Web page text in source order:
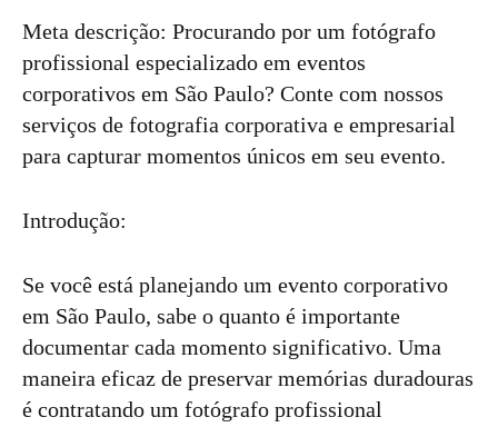
Meta descrição: Procurando por um fotógrafo
profissional especializado em eventos
corporativos em São Paulo? Conte com nossos
serviços de fotografia corporativa e empresarial
para capturar momentos únicos em seu evento.
Introdução:
Se você está planejando um evento corporativo
em São Paulo, sabe o quanto é importante
documentar cada momento significativo. Uma
maneira eficaz de preservar memórias duradouras
é contratando um fotógrafo profissional